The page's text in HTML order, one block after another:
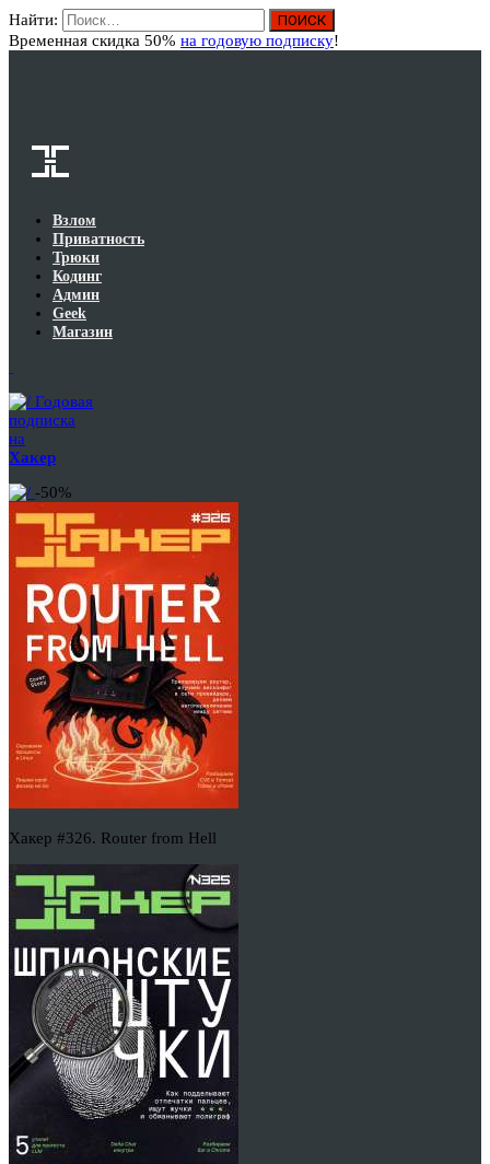
Найти:
Временная скидка 50% на годовую подписку!
Взлом
Приватность
Трюки
Кодинг
Админ
Geek
Магазин
Годовая
подписка
на
Хакер
-50%
Хакер #326. Router from Hell